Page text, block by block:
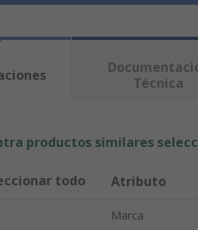
Técnica
productos similares
todo Atributo
Marca